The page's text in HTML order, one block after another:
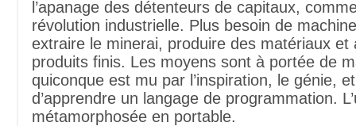
l’apanage des détenteurs de capitaux,
révolution industrielle. Plus besoin de
extraire le minerai, produire des matériaux et
produits finis. Les moyens sont à portée de
quiconque est mu par l’inspiration, le génie,
d’apprendre un langage de programmation.
métamorphosée en portable.